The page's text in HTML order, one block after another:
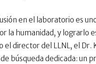
en el laboratorio es
la humanidad, y lograrlo
el director del LLNL, el Dr.
búsqueda dedicada: un